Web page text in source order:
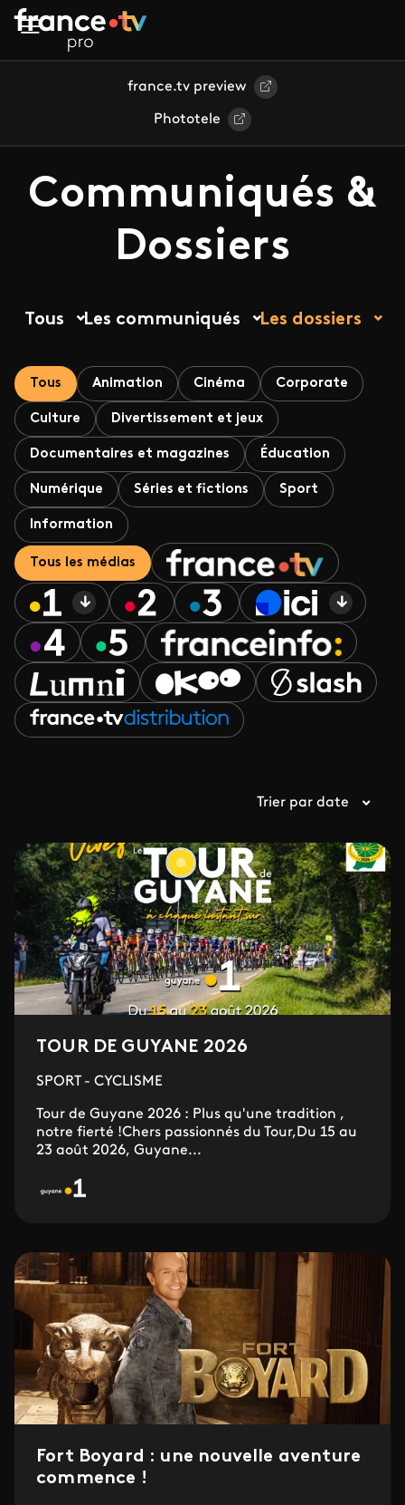
Aller au contenu principal
france.tv preview
Phototele
Communiqués &
Dossiers
Tous Les communiqués Les dossiers
Tous Animation Cinéma Corporate
Culture Divertissement et jeux
Documentaires et magazines Éducation
Numérique Séries et fictions Sport
Information
Tous les médias
Trier par date
TOUR DE GUYANE 2026
SPORT - CYCLISME
Tour de Guyane 2026 : Plus qu'une tradition ,
notre fierté !Chers passionnés du Tour,Du 15 au
23 août 2026, Guyane...
Fort Boyard : une nouvelle aventure
commence !